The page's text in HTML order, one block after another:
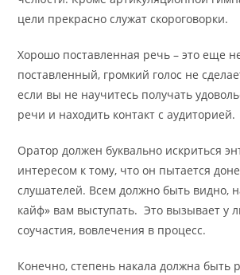
цели прекрасно служат скороговорки.
Хорошо поставленная речь – это еще
поставленный, громкий голос не
если вы не научитесь получать
речи и находить контакт с аудиторией.
Оратор должен буквально искриться
интересом к тому, что он пытается
слушателей. Всем должно быть видно,
кайф» вам выступать. Это вызывает у
соучастия, вовлечения в процесс.
Конечно, степень накала должна быть